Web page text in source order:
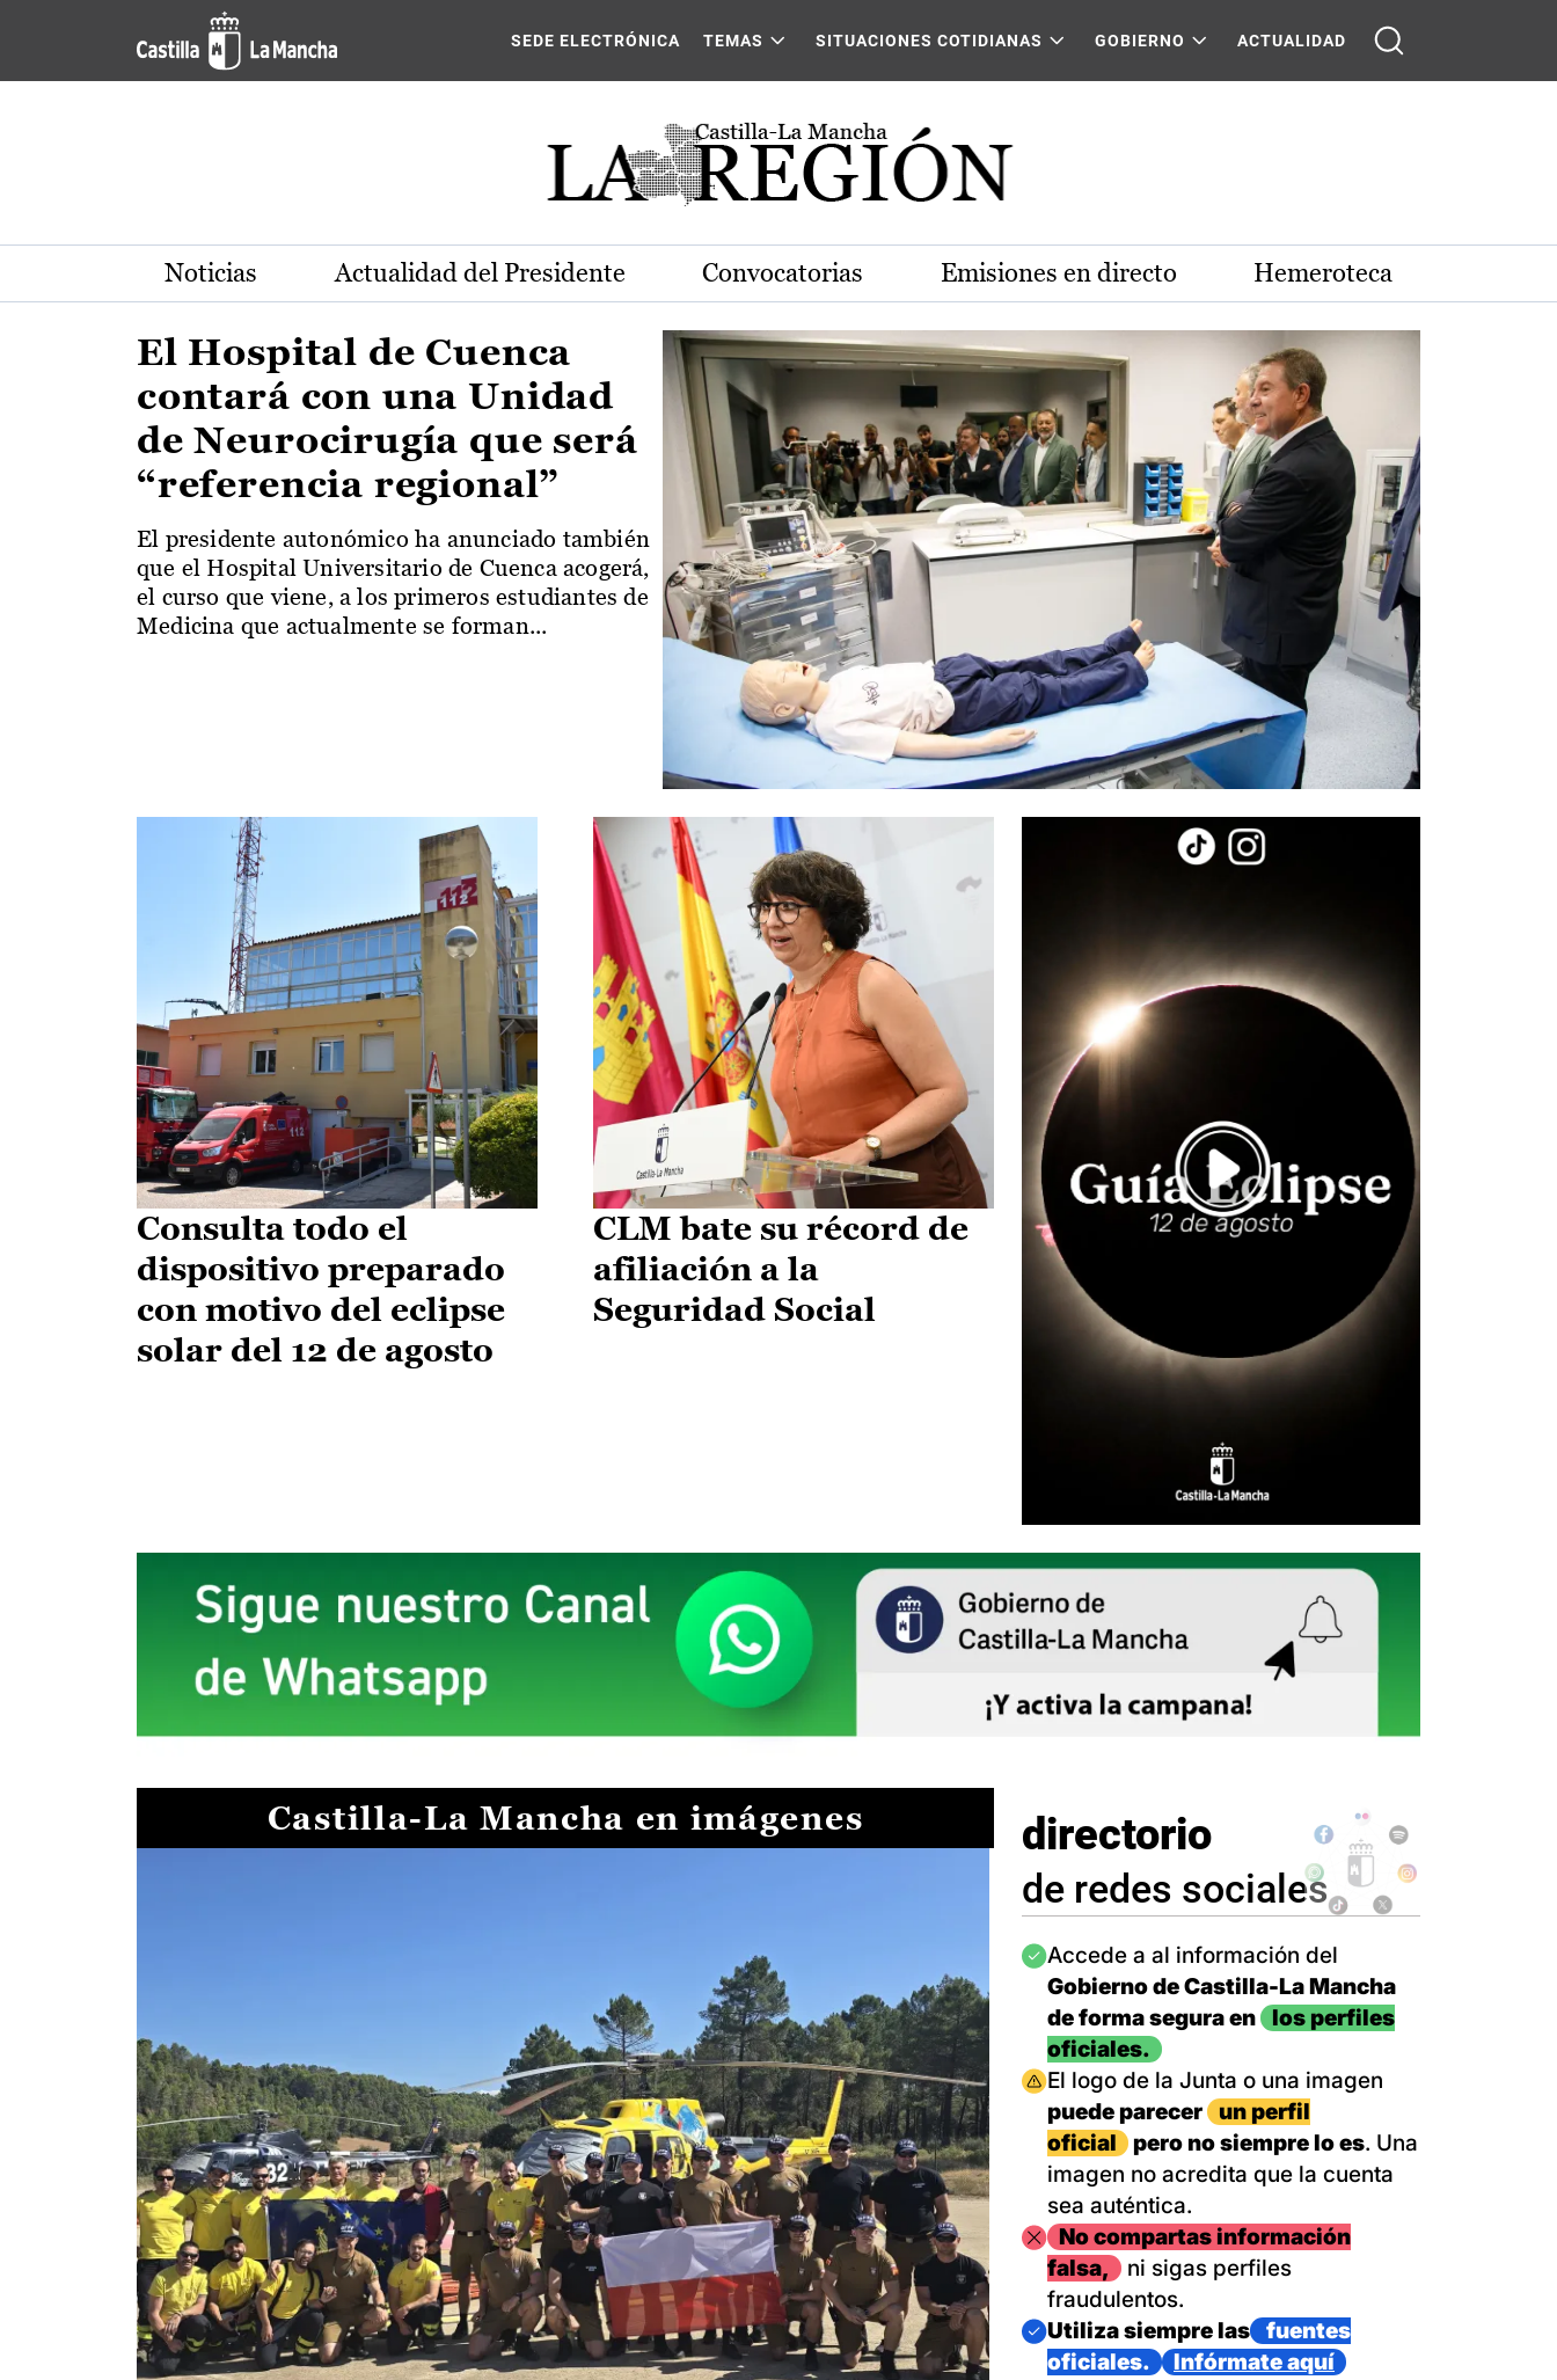
Pasar al contenido principal
Actualidad de la región de Castilla-La Mancha
SEDE ELECTRÓNICA TEMAS SITUACIONES COTIDIANAS GOBIERNO ACTUALIDAD
Noticias Actualidad del Presidente Convocatorias Emisiones en directo Hemeroteca
El Hospital de Cuenca
contará con una Unidad
de Neurocirugía que será
“referencia regional”
El presidente autonómico ha anunciado también
que el Hospital Universitario de Cuenca acogerá,
el curso que viene, a los primeros estudiantes de
Medicina que actualmente se forman...
Consulta todo el
dispositivo preparado
con motivo del eclipse
solar del 12 de agosto
CLM bate su récord de
afiliación a la
Seguridad Social
Castilla-La Mancha en imágenes directorio
de redes sociales
Imagen
Accede a al información del
Gobierno de Castilla-La Mancha
de forma segura en
los perfiles
oficiales.
Imagen
El logo de la Junta o una imagen
puede parecer
un perfil
oficial
pero no siempre lo es. Una
imagen no acredita que la cuenta
sea auténtica.
ImagenNo compartas información
falsa,
ni sigas perfiles
fraudulentos.
Imagen
Utiliza siempre las
fuentes
oficiales.
Infórmate aquí